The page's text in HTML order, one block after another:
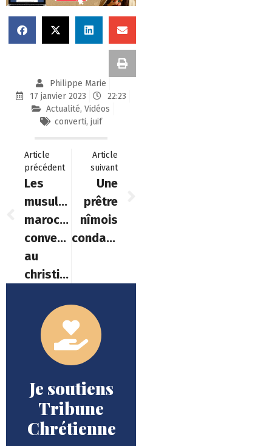
Philippe Marie
17 janvier 2023
22:23
Actualité, Vidéos
converti, juif
Article
précédent
Les
musulmans
marocains
convertis
au
christianisme
Article
suivant
Une
prêtre
nîmois
condamné
Je soutiens
Tribune
Chrétienne